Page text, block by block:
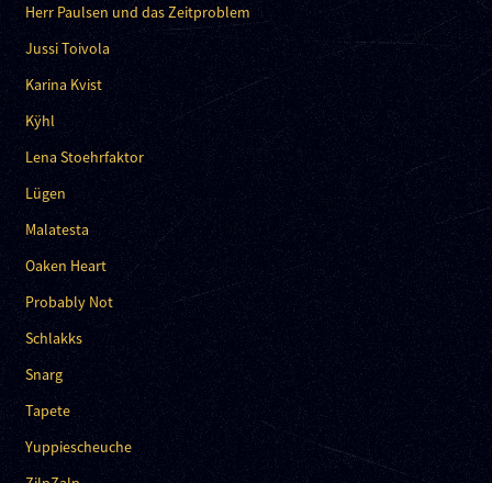
Herr Paulsen und das Zeitproblem
Jussi Toivola
Karina Kvist
Kÿhl
Lena Stoehrfaktor
Lügen
Malatesta
Oaken Heart
Probably Not
Schlakks
Snarg
Tapete
Yuppiescheuche